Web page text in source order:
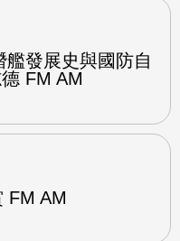
發展史與國防自
FM AM
FM AM